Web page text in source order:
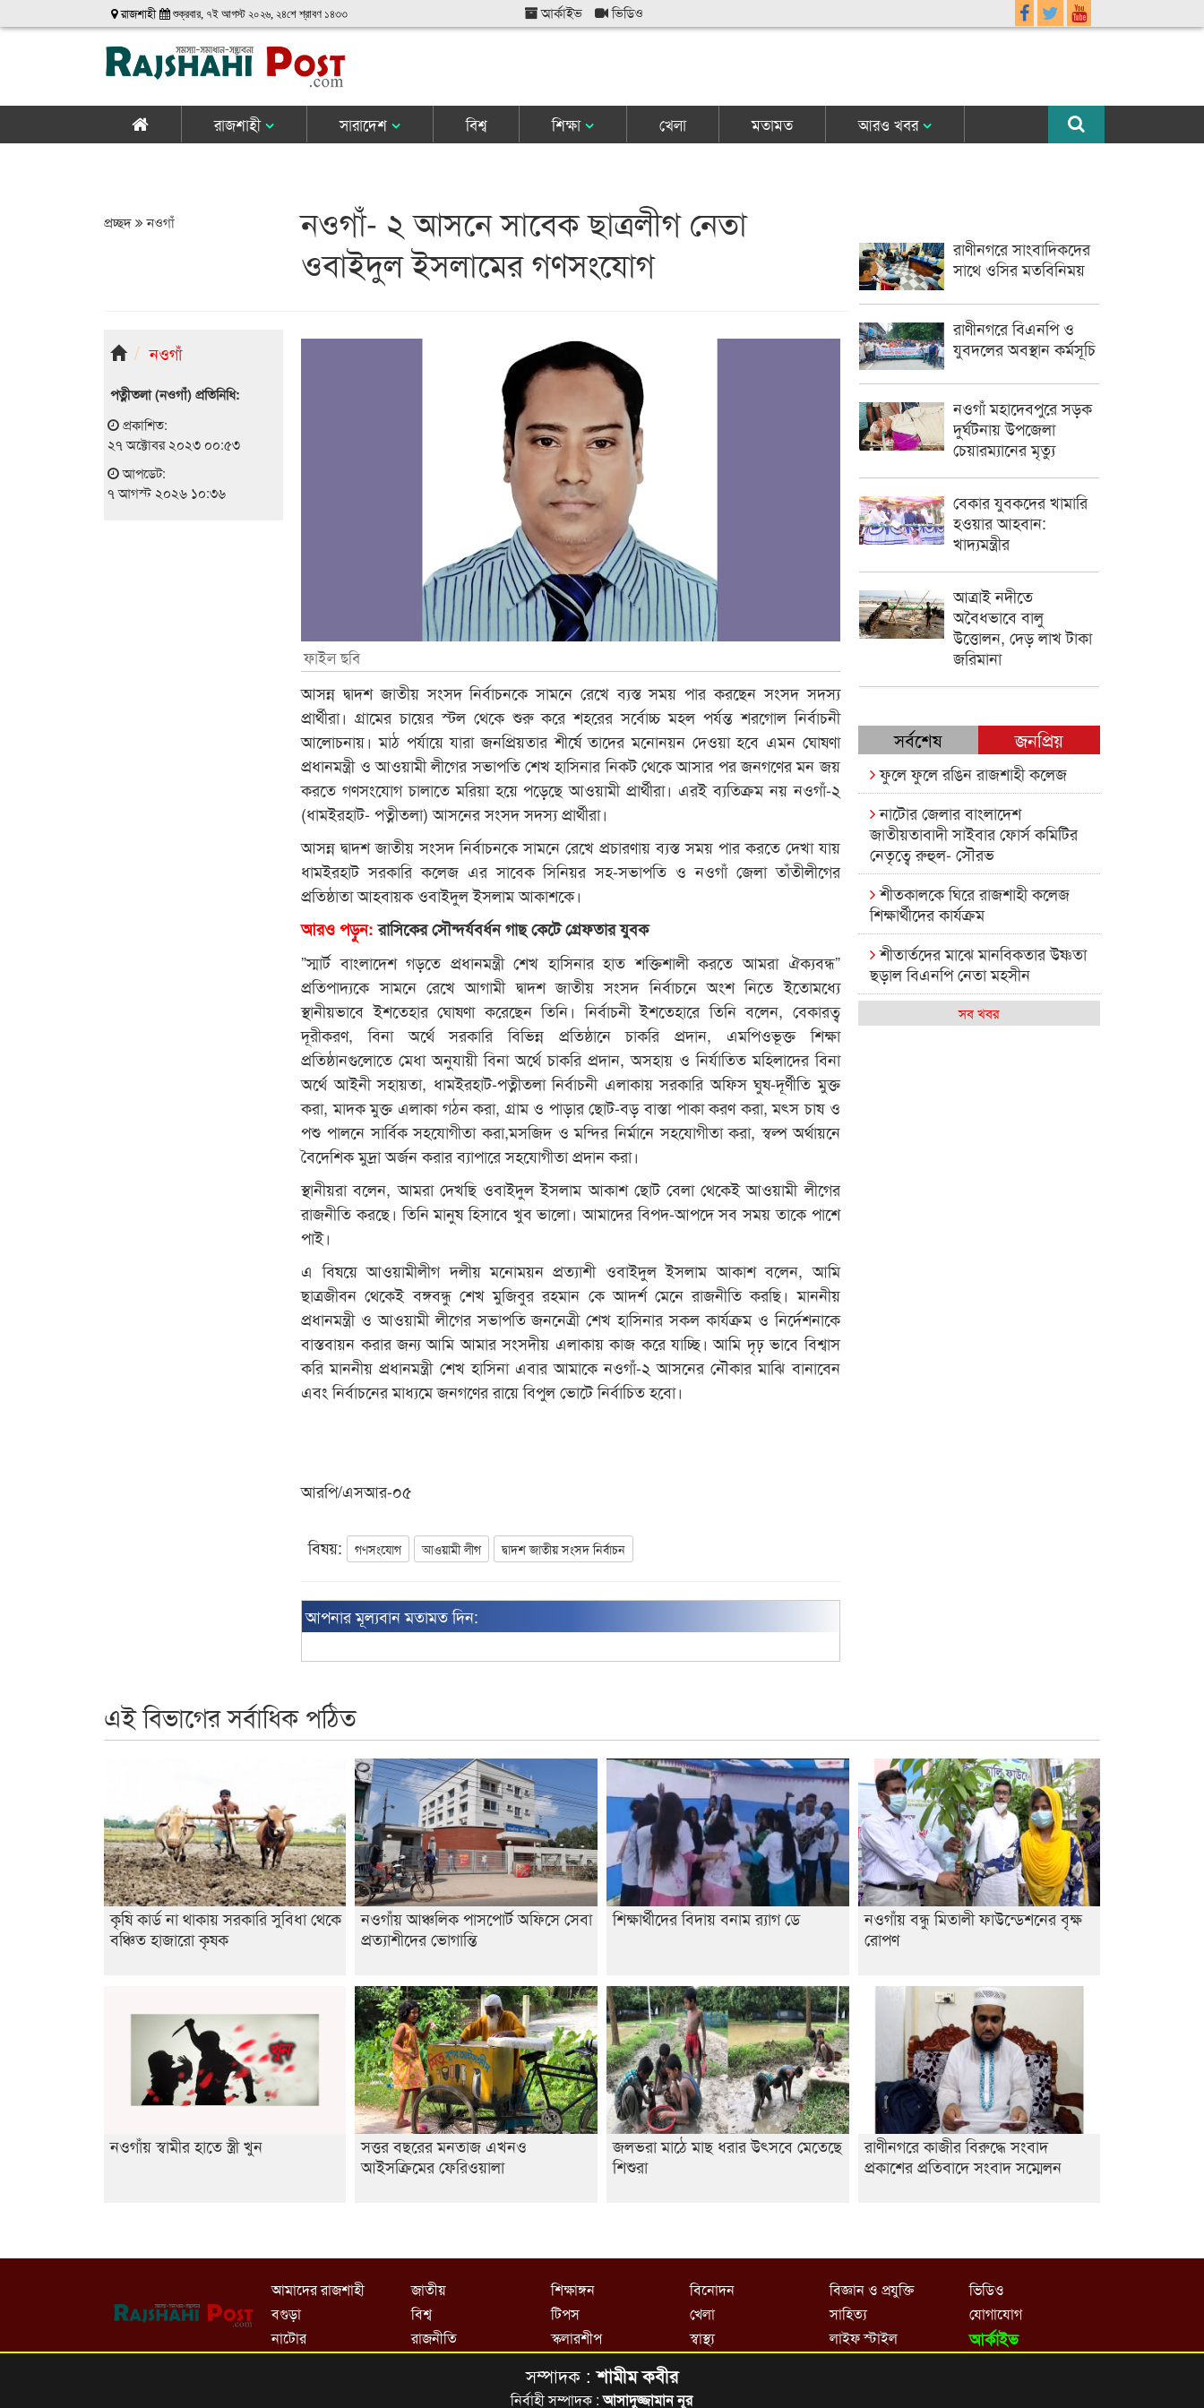
রাজশাহী শুক্রবার, ৭ই আগস্ট ২০২৬, ২৪শে শ্রাবণ ১৪৩৩ আর্কাইভ ভিডিও
রাজশাহী সারাদেশ বিশ্ব শিক্ষা খেলা মতামত আরও খবর
প্রচ্ছদ নওগাঁ
নওগাঁ- ২ আসনে সাবেক ছাত্রলীগ নেতা
ওবাইদুল ইসলামের গণসংযোগ
নওগাঁ
পত্নীতলা (নওগাঁ) প্রতিনিধি:
প্রকাশিত:
২৭ অক্টোবর ২০২৩ ০০:৫৩
আপডেট:
৭ আগস্ট ২০২৬ ১০:৩৬
ফাইল ছবি
আসন্ন দ্বাদশ জাতীয় সংসদ নির্বাচনকে সামনে রেখে ব্যস্ত সময় পার করছেন সংসদ সদস্য
প্রার্থীরা। গ্রামের চায়ের স্টল থেকে শুরু করে শহরের সর্বোচ্চ মহল পর্যন্ত শরগোল নির্বাচনী
আলোচনায়। মাঠ পর্যায়ে যারা জনপ্রিয়তার শীর্ষে তাদের মনোনয়ন দেওয়া হবে এমন ঘোষণা
প্রধানমন্ত্রী ও আওয়ামী লীগের সভাপতি শেখ হাসিনার নিকট থেকে আসার পর জনগণের মন জয়
করতে গণসংযোগ চালাতে মরিয়া হয়ে পড়েছে আওয়ামী প্রার্থীরা। এরই ব্যতিক্রম নয় নওগাঁ-২
(ধামইরহাট- পত্নীতলা) আসনের সংসদ সদস্য প্রার্থীরা।
আসন্ন দ্বাদশ জাতীয় সংসদ নির্বাচনকে সামনে রেখে প্রচারণায় ব্যস্ত সময় পার করতে দেখা যায়
ধামইরহাট সরকারি কলেজ এর সাবেক সিনিয়র সহ-সভাপতি ও নওগাঁ জেলা তাঁতীলীগের
প্রতিষ্ঠাতা আহবায়ক ওবাইদুল ইসলাম আকাশকে।
আরও পড়ুন:রাসিকের সৌন্দর্যবর্ধন গাছ কেটে গ্রেফতার যুবক
”স্মার্ট বাংলাদেশ গড়তে প্রধানমন্ত্রী শেখ হাসিনার হাত শক্তিশালী করতে আমরা ঐক্যবন্ধ”
প্রতিপাদ্যকে সামনে রেখে আগামী দ্বাদশ জাতীয় সংসদ নির্বাচনে অংশ নিতে ইতোমধ্যে
স্থানীয়ভাবে ইশতেহার ঘোষণা করেছেন তিনি। নির্বাচনী ইশতেহারে তিনি বলেন, বেকারত্ব
দূরীকরণ, বিনা অর্থে সরকারি বিভিন্ন প্রতিষ্ঠানে চাকরি প্রদান, এমপিওভূক্ত শিক্ষা
প্রতিষ্ঠানগুলোতে মেধা অনুযায়ী বিনা অর্থে চাকরি প্রদান, অসহায় ও নির্যাতিত মহিলাদের বিনা
অর্থে আইনী সহায়তা, ধামইরহাট-পত্নীতলা নির্বাচনী এলাকায় সরকারি অফিস ঘুষ-দূর্ণীতি মুক্ত
করা, মাদক মুক্ত এলাকা গঠন করা, গ্রাম ও পাড়ার ছোট-বড় বাস্তা পাকা করণ করা, মৎস চাষ ও
পশু পালনে সার্বিক সহযোগীতা করা,মসজিদ ও মন্দির নির্মানে সহযোগীতা করা, স্বল্প অর্থায়নে
বৈদেশিক মুদ্রা অর্জন করার ব্যাপারে সহযোগীতা প্রদান করা।
স্থানীয়রা বলেন, আমরা দেখছি ওবাইদুল ইসলাম আকাশ ছোট বেলা থেকেই আওয়ামী লীগের
রাজনীতি করছে। তিনি মানুষ হিসাবে খুব ভালো। আমাদের বিপদ-আপদে সব সময় তাকে পাশে
পাই।
এ বিষয়ে আওয়ামীলীগ দলীয় মনোময়ন প্রত্যাশী ওবাইদুল ইসলাম আকাশ বলেন, আমি
ছাত্রজীবন থেকেই বঙ্গবন্ধু শেখ মুজিবুর রহমান কে আদর্শ মেনে রাজনীতি করছি। মাননীয়
প্রধানমন্ত্রী ও আওয়ামী লীগের সভাপতি জননেত্রী শেখ হাসিনার সকল কার্যক্রম ও নির্দেশনাকে
বাস্তবায়ন করার জন্য আমি আমার সংসদীয় এলাকায় কাজ করে যাচ্ছি। আমি দৃঢ় ভাবে বিশ্বাস
করি মাননীয় প্রধানমন্ত্রী শেখ হাসিনা এবার আমাকে নওগাঁ-২ আসনের নৌকার মাঝি বানাবেন
এবং নির্বাচনের মাধ্যমে জনগণের রায়ে বিপুল ভোটে নির্বাচিত হবো।
আরপি/এসআর-০৫
বিষয়: গণসংযোগ আওয়ামী লীগ দ্বাদশ জাতীয় সংসদ নির্বাচ‌ন
আপনার মূল্যবান মতামত দিন:
রাণীনগরে সাংবাদিকদের
সাথে ওসির মতবিনিময়
রাণীনগরে বিএনপি ও
যুবদলের অবস্থান কর্মসূচি
নওগাঁ মহাদেবপুরে সড়ক
দুর্ঘটনায় উপজেলা
চেয়ারম্যানের মৃত্যু
বেকার যুবকদের খামারি
হওয়ার আহবান:
খাদ্যমন্ত্রীর
আত্রাই নদীতে
অবৈধভাবে বালু
উত্তোলন, দেড় লাখ টাকা
জরিমানা
সর্বশেষ জনপ্রিয়
ফুলে ফুলে রঙিন রাজশাহী কলেজ
নাটোর জেলার বাংলাদেশ
জাতীয়তাবাদী সাইবার ফোর্স কমিটির
নেতৃত্বে রুহুল- সৌরভ
শীতকালকে ঘিরে রাজশাহী কলেজ
শিক্ষার্থীদের কার্যক্রম
শীতার্তদের মাঝে মানবিকতার উষ্ণতা
ছড়াল বিএনপি নেতা মহসীন
রাজশাহী কলেজের মিষ্টি বিকেল
সব খবর
এই বিভাগের সর্বাধিক পঠিত
কৃষি কার্ড না থাকায় সরকারি সুবিধা থেকে
বঞ্চিত হাজারো কৃষক
নওগাঁয় আঞ্চলিক পাসপোর্ট অফিসে সেবা
প্রত্যাশীদের ভোগান্তি
শিক্ষার্থীদের বিদায় বনাম র‍্যাগ ডে
নওগাঁয় বন্ধু মিতালী ফাউন্ডেশনের বৃক্ষ
রোপণ
নওগাঁয় স্বামীর হাতে স্ত্রী খুন
সত্তর বছরের মনতাজ এখনও
আইসক্রিমের ফেরিওয়ালা
জলভরা মাঠে মাছ ধরার উৎসবে মেতেছে
শিশুরা
রাণীনগরে কাজীর বিরুদ্ধে সংবাদ
প্রকাশের প্রতিবাদে সংবাদ সম্মেলন
আমাদের রাজশাহী
বগুড়া
নাটোর
জাতীয়
বিশ্ব
রাজনীতি
শিক্ষাঙ্গন
টিপস
স্কলারশীপ
বিনোদন
খেলা
স্বাস্থ্য
বিজ্ঞান ও প্রযুক্তি
সাহিত্য
লাইফ স্টাইল
ভিডিও
যোগাযোগ
আর্কাইভ
সম্পাদক : শামীম কবীর
নির্বাহী সম্পাদক :আসাদুজ্জামান নূর